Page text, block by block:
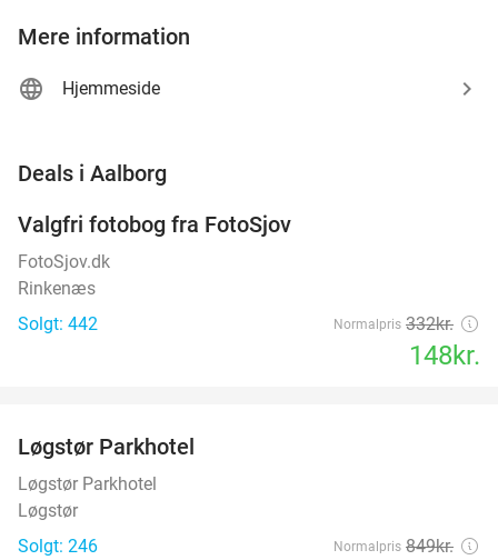
Mere information
Hjemmeside
Deals i Aalborg
Valgfri fotobog fra FotoSjov
FotoSjov.dk
Rinkenæs
Solgt: 442
Normalpris 332kr.
148kr.
Løgstør Parkhotel
Løgstør Parkhotel
Løgstør
Solgt: 246
Normalpris 849kr.